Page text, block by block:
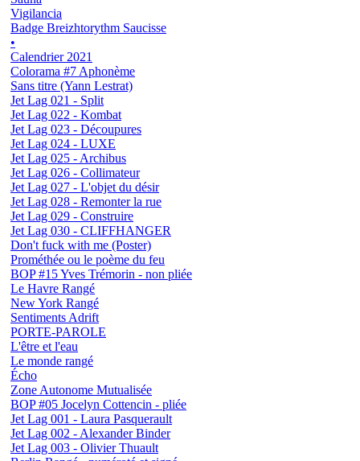
Vigilancia
Badge Breizhtorythm Saucisse
•
Calendrier 2021
Colorama #7 Aphonème
Sans titre (Yann Lestrat)
Jet Lag 021 - Split
Jet Lag 022 - Kombat
Jet Lag 023 - Découpures
Jet Lag 024 - LUXE
Jet Lag 025 - Archibus
Jet Lag 026 - Collimateur
Jet Lag 027 - L'objet du désir
Jet Lag 028 - Remonter la rue
Jet Lag 029 - Construire
Jet Lag 030 - CLIFFHANGER
Don't fuck with me (Poster)
Prométhée ou le poème du feu
BOP #15 Yves Trémorin - non pliée
Le Havre Rangé
New York Rangé
Sentiments Adrift
PORTE-PAROLE
L'être et l'eau
Le monde rangé
Écho
Zone Autonome Mutualisée
BOP #05 Jocelyn Cottencin - pliée
Jet Lag 001 - Laura Pasquerault
Jet Lag 002 - Alexander Binder
Jet Lag 003 - Olivier Thuault